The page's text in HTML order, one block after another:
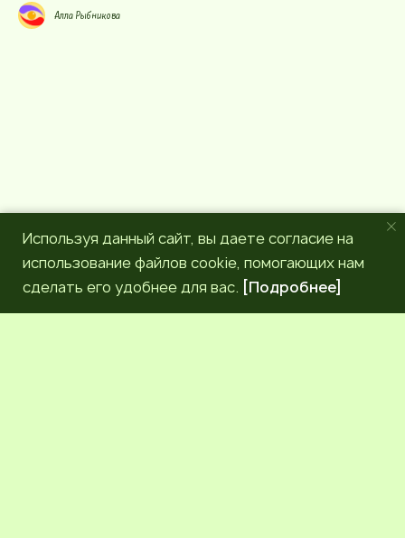
р
с
g
r
Алла Рыбникова
Используя данный сайт, вы даете согласие на
использование файлов cookie, помогающих нам
сделать его удобнее для вас. [Подробнее]